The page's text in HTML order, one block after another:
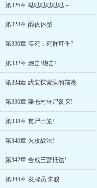
第326章 哒哒哒哒哒哒～
第328章 雨夜休整
第330章 等死，死群可乎?
第332章 炮击!炮击!
第334章 武装探索队的前奏
第336章 隆仓村丧尸覆灭!
第338章 丧尸出笼!
第340章 火攻战法!
第342章 合成三营抵达!
第344章 发牌员:朱骏